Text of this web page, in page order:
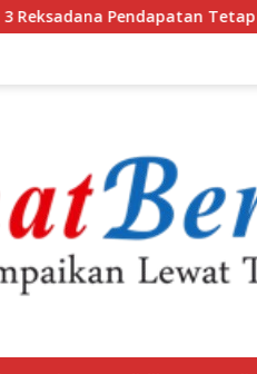
Tetap Ungguli Performa